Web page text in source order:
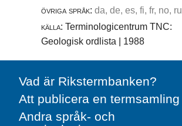
övriga språk: da, de, es, fi, fr, no, ru
källa: Terminologicentrum TNC:
Geologisk ordlista | 1988
Vad är Rikstermbanken?
Att publicera en termsamling
Andra språk- och